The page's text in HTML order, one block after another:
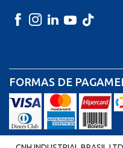
FORMAS DE